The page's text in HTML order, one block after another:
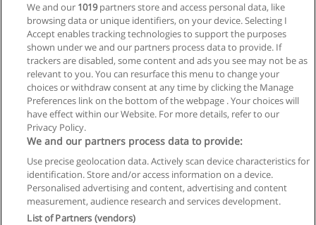
Próxima
Página1de2
Regras de uso
Privacidade de dados
Entrar em contato com Educaedu
We and our 1019partners store and access personal data, like
browsing data or unique identifiers, on your device. Selecting I
Accept enables tracking technologies to support the purposes
shown under we and our partners process data to provide. If
trackers are disabled, some content and ads you see may not be as
relevant to you. You can resurface this menu to change your
choices or withdraw consent at any time by clicking the Manage
Preferences link on the bottom of the webpage . Your choices will
have effect within our Website. For more details, refer to our
Privacy Policy.
We and our partners process data to provide:
Use precise geolocation data. Actively scan device characteristics for
identification. Store and/or access information on a device.
Personalised advertising and content, advertising and content
measurement, audience research and services development.
List of Partners (vendors)